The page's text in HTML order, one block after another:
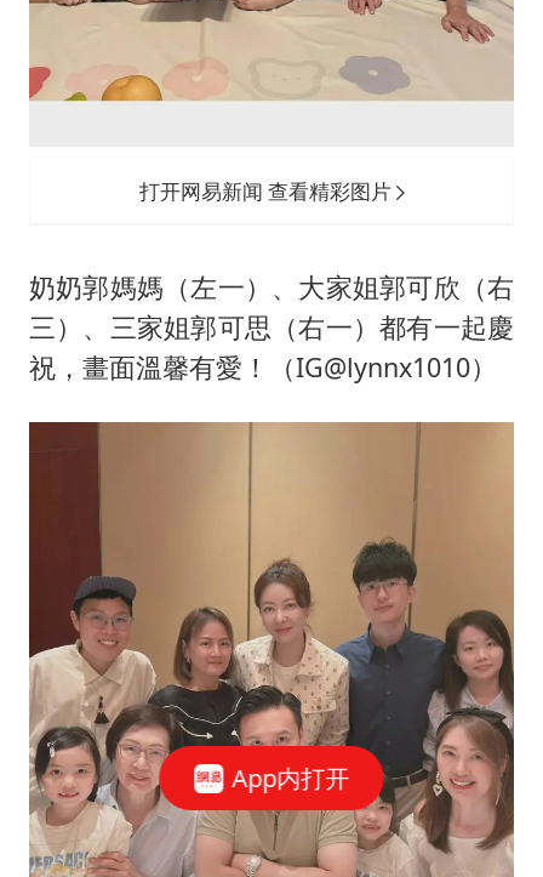
打开网易新闻 查看精彩图片
奶奶郭媽媽（左一）、大家姐郭可欣（右
三）、三家姐郭可思（右一）都有一起慶
祝，畫面溫馨有愛！（IG@lynnx1010）
App内打开